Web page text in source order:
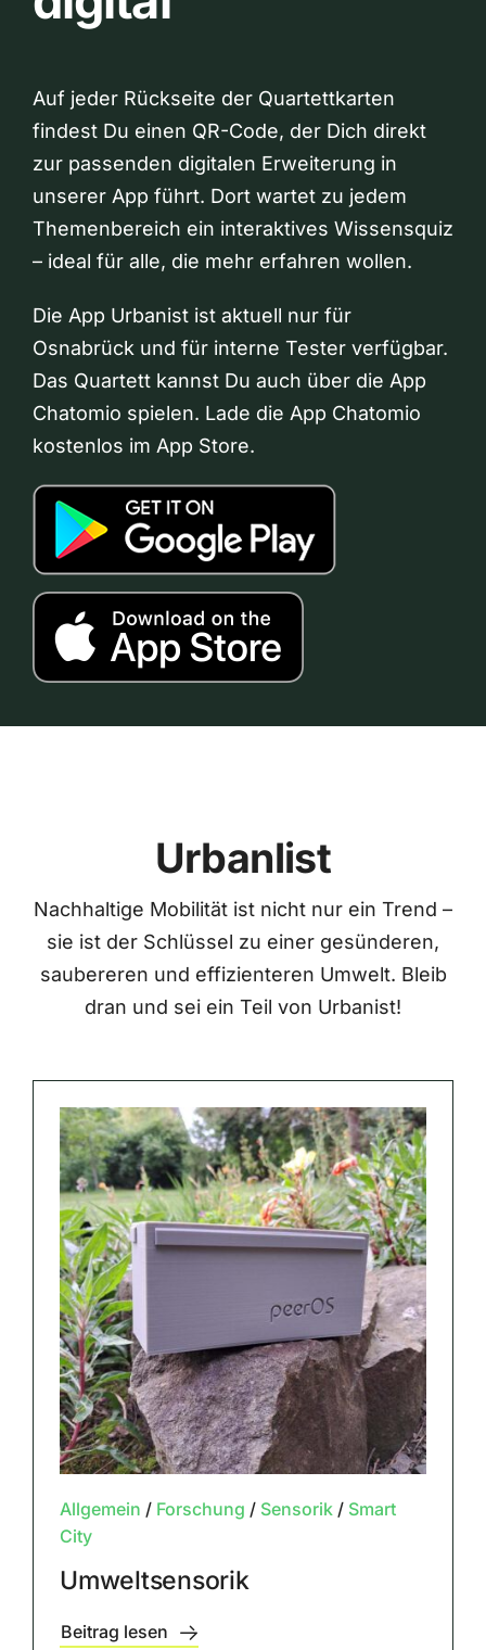
Auf jeder Rückseite der Quartettkarten
findest Du einen QR-Code, der Dich direkt
zur passenden digitalen Erweiterung in
unserer App führt. Dort wartet zu jedem
Themenbereich ein interaktives Wissensquiz
– ideal für alle, die mehr erfahren wollen.
Die App Urbanist ist aktuell nur für
Osnabrück und für interne Tester verfügbar.
Das Quartett kannst Du auch über die App
Chatomio spielen. Lade die App Chatomio
kostenlos im App Store.
Urbanlist
Nachhaltige Mobilität ist nicht nur ein Trend –
sie ist der Schlüssel zu einer gesünderen,
saubereren und effizienteren Umwelt. Bleib
dran und sei ein Teil von Urbanist!
Allgemein / Forschung / Sensorik/ Smart
City
Umweltsensorik
Beitrag lesen